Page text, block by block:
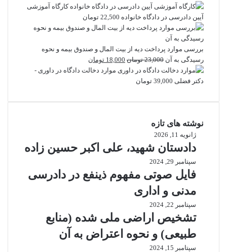
کارگاه آموزشی
آیین دادرسی در دادگاه خانواده 22,500 تومان
بررسی موارد پرداخت دیه از بیت المال و صندوق بیمه و نحوه
رسیدگی به آن 23,000 تومان قیمت
اصلی
18,000 تومان
فعلی
موارد دخالت دادگاه در داوری -
دکتر فضلی 39,000 تومان
نوشته های تازه
ژانویه 11, 2026
دادستان شهید، علی اکبر حسین زاده
سپتامبر 29, 2024
فایل صوتی مفهوم ذینفع در دادرسی
مدنی و اداری
سپتامبر 22, 2024
تشخیص اراضی ملی شده (منابع
طبیعی) و نحوه اعتراض به آن
سپتامبر 15, 2024